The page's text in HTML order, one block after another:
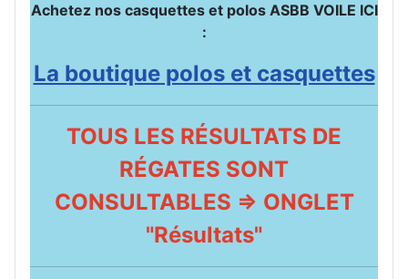
Achetez nos casquettes et polos ASBB VOILE ICI
:
La boutique polos et casquettes
TOUS LES RÉSULTATS DE
RÉGATES SONT
CONSULTABLES => ONGLET
"Résultats"